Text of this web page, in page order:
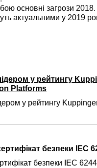
основні загрози 2018.
актуальними у 2019
у рейтингу
Platforms
у рейтингу
безпеки IEC
безпеки IEC